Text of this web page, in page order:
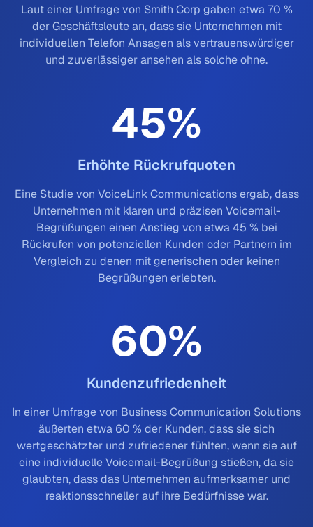
Laut einer Umfrage von Smith Corp gaben etwa 70 %
der Geschäftsleute an, dass sie Unternehmen mit
individuellen Telefon Ansagen als vertrauenswürdiger
und zuverlässiger ansehen als solche ohne.
45%
Erhöhte Rückrufquoten
Eine Studie von VoiceLink Communications ergab, dass
Unternehmen mit klaren und präzisen Voicemail-
Begrüßungen einen Anstieg von etwa 45 % bei
Rückrufen von potenziellen Kunden oder Partnern im
Vergleich zu denen mit generischen oder keinen
Begrüßungen erlebten.
60%
Kundenzufriedenheit
In einer Umfrage von Business Communication Solutions
äußerten etwa 60 % der Kunden, dass sie sich
wertgeschätzter und zufriedener fühlten, wenn sie auf
eine individuelle Voicemail-Begrüßung stießen, da sie
glaubten, dass das Unternehmen aufmerksamer und
reaktionsschneller auf ihre Bedürfnisse war.